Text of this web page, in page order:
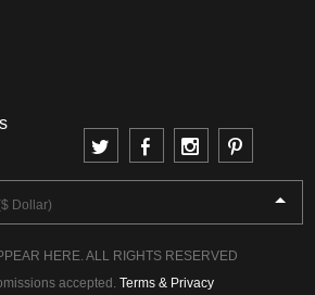
Dollar)
HERE. ALL RIGHTS RESERVED
accepted. Terms & Privacy